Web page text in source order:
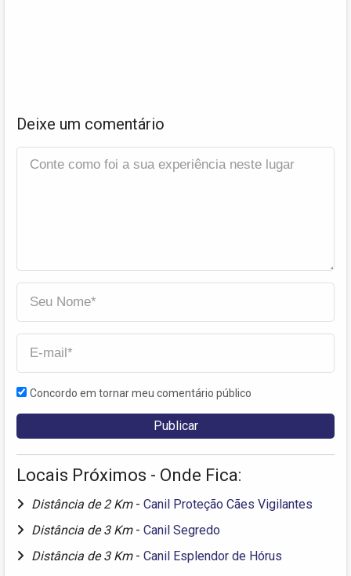
Deixe um comentário
Concordo em tornar meu comentário público
Locais Próximos - Onde Fica:
Distância de 2 Km - Canil Proteção Cães Vigilantes
Distância de 3 Km - Canil Segredo
Distância de 3 Km - Canil Esplendor de Hórus